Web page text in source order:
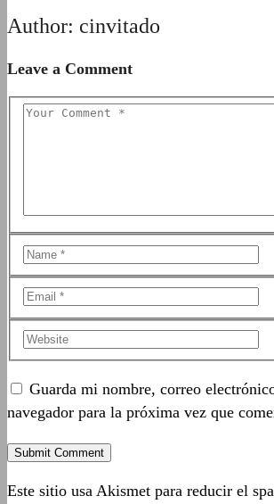
Author: cinvitado
Leave a Comment
Guarda mi nombre, correo
navegador para la próxima vez que
Este sitio usa Akismet para reducir el